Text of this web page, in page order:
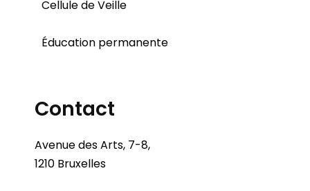
Cellule de Veille
Éducation permanente
Contact
Avenue des Arts, 7-8,
1210 Bruxelles